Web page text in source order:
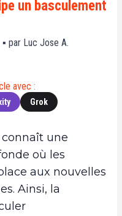
un basculement
par Luc Jose A.
avec :
Grok
connaît une
où les
aux nouvelles
Ainsi, la